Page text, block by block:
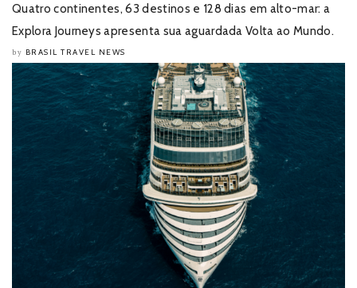
Quatro continentes, 63 destinos e 128 dias em alto-mar: a
Explora Journeys apresenta sua aguardada Volta ao Mundo.
by BRASIL TRAVEL NEWS